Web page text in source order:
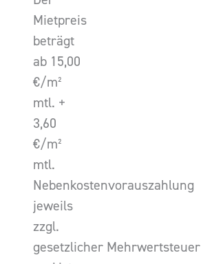
Mietpreis
beträgt
ab 15,00
€/m²
mtl. +
3,60
€/m²
mtl.
Nebenkostenvorauszahlung
jeweils
zzgl.
gesetzlicher Mehrwertsteuer